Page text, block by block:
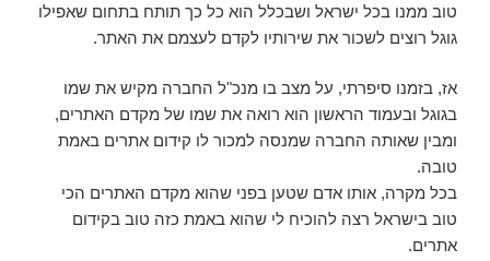
טוב ממנו בכל ישראל ושבכלל הוא כל כך תותח בתחום שאפילו
גוגל רוצים לשכור את שירותיו לקדם לעצמם את האתר.
אז, בזמנו סיפרתי, על מצב בו מנכ"ל החברה מקיש את שמו
בגוגל ובעמוד הראשון הוא רואה את שמו של מקדם האתרים,
ומבין שאותה החברה שמנסה למכור לו קידום אתרים באמת
טובה.
בכל מקרה, אותו אדם שטען בפני שהוא מקדם האתרים הכי
טוב בישראל רצה להוכיח לי שהוא באמת כזה טוב בקידום
אתרים.